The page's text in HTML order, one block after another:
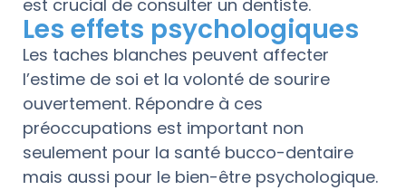
est crucial de consulter un dentiste.
Les effets psychologiques
Les taches blanches peuvent affecter
l’estime de soi et la volonté de sourire
ouvertement. Répondre à ces
préoccupations est important non
seulement pour la santé bucco-dentaire
mais aussi pour le bien-être psychologique.